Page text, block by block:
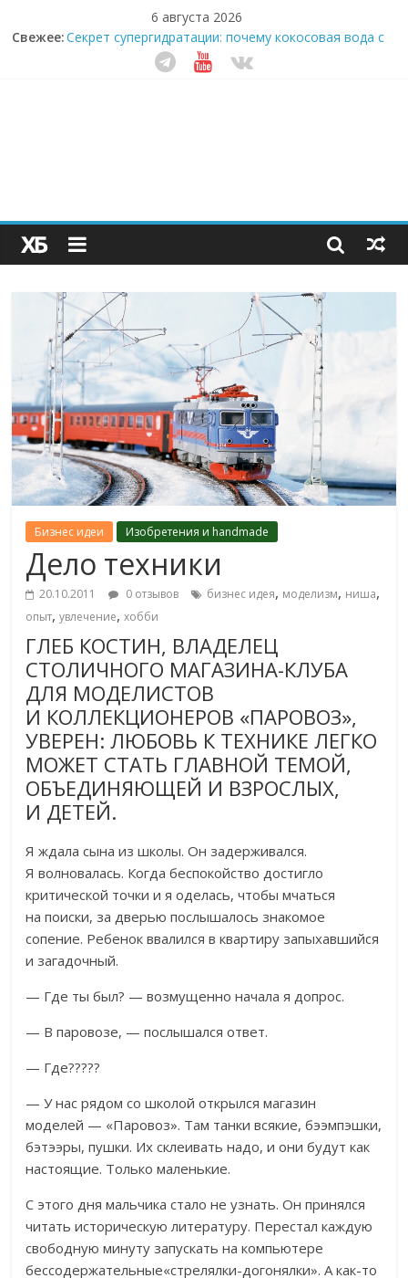
6 августа 2026
Свежее:Секрет супергидратации: почему кокосовая вода с
пребиотиками становится главным трендом
здорового питания
сливки меняют утренний ритуал
Как простая наклейка заставляет миллионы людей
не забывать о самом важном креме этим летом
Бизнес идеи Изобретения и handmade
Дело техники
20.10.2011 0 отзывов бизнес идея, моделизм, ниша,
опыт,увлечение,хобби
ГЛЕБ КОСТИН, ВЛАДЕЛЕЦ
СТОЛИЧНОГО МАГАЗИНА-КЛУБА
ДЛЯ МОДЕЛИСТОВ
И КОЛЛЕКЦИОНЕРОВ «ПАРОВОЗ»,
УВЕРЕН: ЛЮБОВЬ К ТЕХНИКЕ ЛЕГКО
МОЖЕТ СТАТЬ ГЛАВНОЙ ТЕМОЙ,
ОБЪЕДИНЯЮЩЕЙ И ВЗРОСЛЫХ,
И ДЕТЕЙ.
Я ждала сына из школы. Он задерживался.
Я волновалась. Когда беспокойство достигло
критической точки и я оделась, чтобы мчаться
на поиски, за дверью послышалось знакомое
сопение. Ребенок ввалился в квартиру запыхавшийся
и загадочный.
— Где ты был? — возмущенно начала я допрос.
— В паровозе, — послышался ответ.
— Где?????
— У нас рядом со школой открылся магазин
моделей — «Паровоз». Там танки всякие, бээмпэшки,
бэтээры, пушки. Их склеивать надо, и они будут как
настоящие. Только маленькие.
С этого дня мальчика стало не узнать. Он принялся
читать историческую литературу. Перестал каждую
свободную минуту запускать на компьютере
бессодержательные«стрелялки-догонялки». А как-то